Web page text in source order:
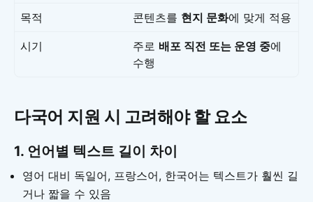
목적 콘텐츠를 현지 문화에 맞게 적용
시기 주로 배포 직전 또는 운영 중에
수행
다국어 지원 시 고려해야 할 요소
1. 언어별 텍스트 길이 차이
영어 대비 독일어, 프랑스어, 한국어는 텍스트가 훨씬 길
거나 짧을 수 있음